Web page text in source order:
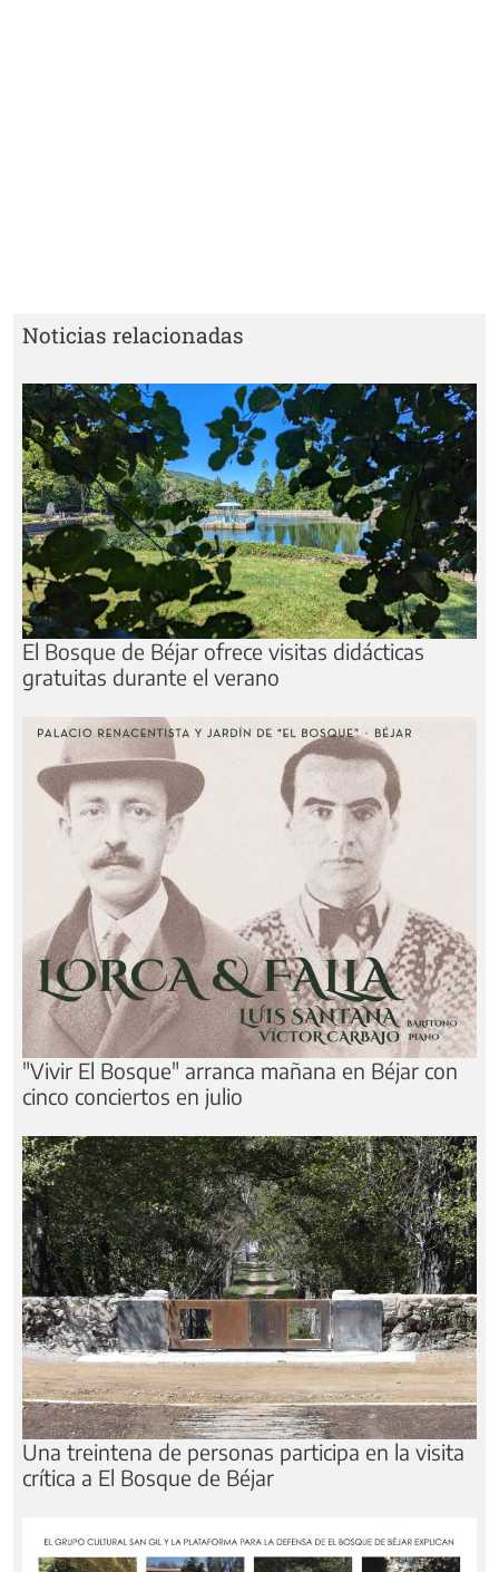
Noticias relacionadas
El Bosque de Béjar ofrece visitas didácticas
gratuitas durante el verano
"Vivir El Bosque" arranca mañana en Béjar con
cinco conciertos en julio
Una treintena de personas participa en la visita
crítica a El Bosque de Béjar